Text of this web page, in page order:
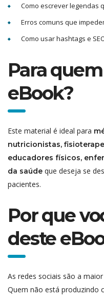
Como escrever legendas
Erros comuns que
Como usar hashtags e
Para
eBook?
Este material é ideal para
nutricionistas,
educadores físicos,
da saúde que deseja se
pacientes.
Por que
deste
As redes sociais são a
Quem não está produzindo